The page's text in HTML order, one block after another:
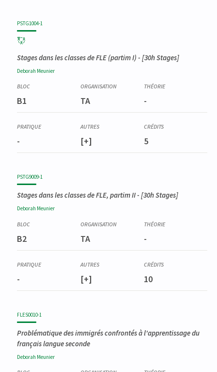
PSTG1004-1
Stages dans les classes de FLE (partim I) - [30h Stages]
Deborah Meunier
B1 TA -
- [+] 5
PSTG9009-1
Stages dans les classes de FLE, partim II- [30h Stages]
Deborah Meunier
B2 TA -
- [+] 10
FLES0010-1
Problématique des immigrés confrontés à l'apprentissage du
français langue seconde
Deborah Meunier